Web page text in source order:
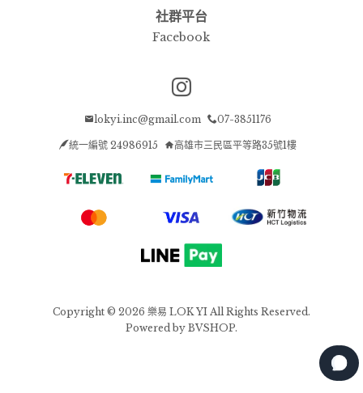
社群平台
Facebook
Instagram page
lokyi.inc@gmail.com 07-3851176
統一編號 24986915 高雄市三民區平等路35號1樓
Copyright © 2026 樂易 LOK YI All Rights Reserved.
Powered by BVSHOP.